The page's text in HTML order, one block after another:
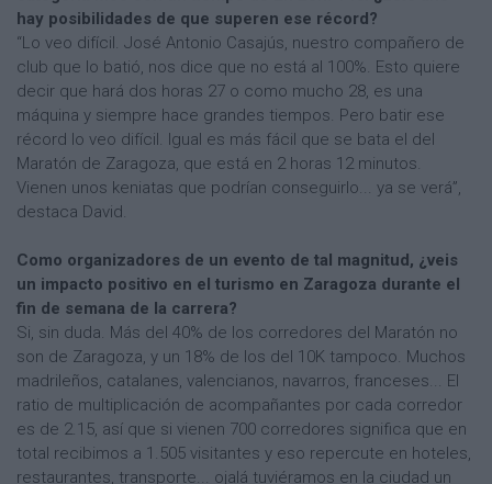
hay posibilidades de que superen ese récord?
“Lo veo difícil. José Antonio Casajús, nuestro compañero de
club que lo batió, nos dice que no está al 100%. Esto quiere
decir que hará dos horas 27 o como mucho 28, es una
máquina y siempre hace grandes tiempos. Pero batir ese
récord lo veo difícil. Igual es más fácil que se bata el del
Maratón de Zaragoza, que está en 2 horas 12 minutos.
Vienen unos keniatas que podrían conseguirlo... ya se verá”,
destaca David.
Como organizadores de un evento de tal magnitud, ¿veis
un impacto positivo en el turismo en Zaragoza durante el
fin de semana de la carrera?
Si, sin duda. Más del 40% de los corredores del Maratón no
son de Zaragoza, y un 18% de los del 10K tampoco. Muchos
madrileños, catalanes, valencianos, navarros, franceses... El
ratio de multiplicación de acompañantes por cada corredor
es de 2.15, así que si vienen 700 corredores significa que en
total recibimos a 1.505 visitantes y eso repercute en hoteles,
restaurantes, transporte... ojalá tuviéramos en la ciudad un